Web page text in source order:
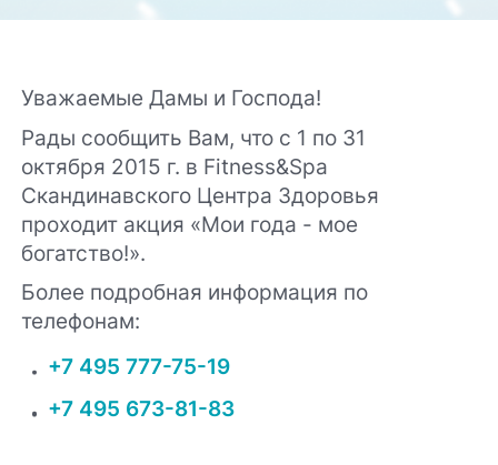
Уважаемые Дамы и Господа!
Рады сообщить Вам, что с 1 по 31
октября 2015 г. в Fitness&Spa
Скандинавского Центра Здоровья
проходит акция «Мои года - мое
богатство!».
Более подробная информация по
телефонам:
+7 495 777-75-19
+7 495 673-81-83